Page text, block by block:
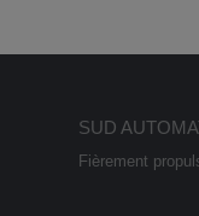
SUD
Fièrement